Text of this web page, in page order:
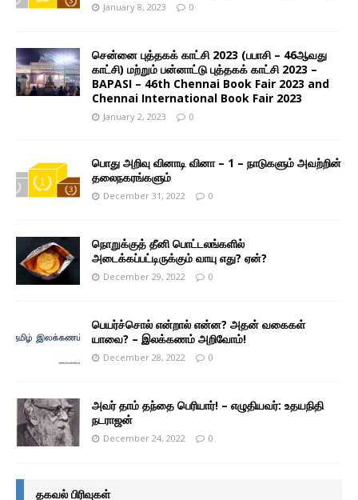
January 8, 2023 0
சென்னை புத்தகக் காட்சி 2023 (பபாசி – 46ஆவது
காட்சி) மற்றும் பன்னாட்டு புத்தகக் காட்சி 2023 –
BAPASI – 46th Chennai Book Fair 2023 and
Chennai International Book Fair 2023
January 2, 2023 0
பொது அறிவு வினாடி வினா – 1 – நாடுகளும் அவற்றின்
தலைநகரங்களும்
December 31, 2022 0
நொறுக்குத் தீனி பொட்டலங்களில்
அடைக்கப்பட்டிருக்கும் வாயு எது? ஏன்?
December 29, 2022 0
பெயர்ச்சொல் என்றால் என்ன? அதன் வகைகள்
யாவை? – இலக்கணம் அறிவோம்!
December 28, 2022 0
அவர் தாம் தந்தை பெரியார்! – எழுதியவர்: உதயநிதி
நடராஜன்
December 24, 2022 0
தகவல் பிரிவுகள்